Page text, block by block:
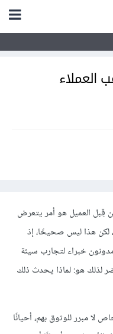
قِبل العميل هو أمر يتعرض
لكن هذا ليس صحيحًا، إذ
خبراء لتجارب سيئة
لذلك هو: لماذا يحدث ذلك
لا مبرر للوثوق بهم، أحيانًا